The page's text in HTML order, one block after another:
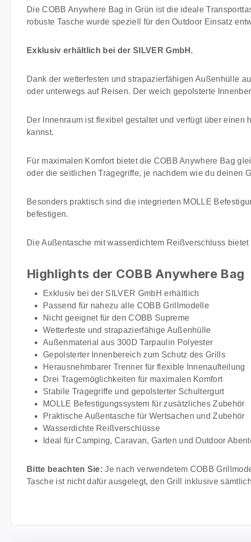
Die COBB Anywhere Bag in Grün ist die ideale
robuste Tasche wurde speziell für den Outdoor Einsatz
Exklusiv erhältlich bei der SILVER GmbH.
Dank der wetterfesten und strapazierfähigen Außenhülle
oder unterwegs auf Reisen. Der weich gepolsterte
Der Innenraum ist flexibel gestaltet und verfügt über
kannst.
Für maximalen Komfort bietet die COBB Anywhere Bag
oder die seitlichen Tragegriffe, je nachdem wie du deinen
Besonders praktisch sind die integrierten MOLLE
befestigen.
Die Außentasche mit wasserdichtem Reißverschluss
Highlights der COBB Anywhere Bag
Exklusiv bei der SILVER GmbH erhältlich
Passend für nahezu alle COBB Grillmodelle
Nicht geeignet für den COBB Supreme
Wetterfeste und strapazierfähige Außenhülle
Außenmaterial aus 300D Tarpaulin Polyester
Gepolsterter Innenbereich zum Schutz des Grills
Herausnehmbarer Trenner für flexible Innenaufteilung
Drei Tragemöglichkeiten für maximalen Komfort
Stabile Tragegriffe und gepolsterter Schultergurt
MOLLE Befestigungssystem für zusätzliches Zubehör
Praktische Außentasche für Wertsachen und Zubehör
Wasserdichte Reißverschlüsse
Ideal für Camping, Caravan, Garten und Outdoor
Bitte beachten Sie: Je nach verwendetem COBB
Tasche ist nicht dafür ausgelegt, den Grill inklusive